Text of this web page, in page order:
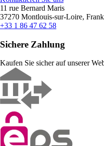
11 rue Bernard Maris
37270 Montlouis-sur-Loire,
+33 1 86 47 62 58
Sichere Zahlung
Kaufen Sie sicher auf unserer